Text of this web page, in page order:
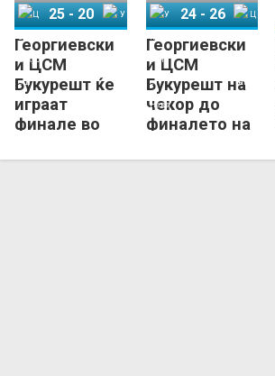
Георгиевски
и ЦСМ
Букурешт ќе
играат
финале во
ЦСМ Букурешт
25 - 20
Универзитет-Нева
Георгиевски
и ЦСМ
Букурешт на
чекор до
финалето на
Купот
Универзитет-Нева
24- 26